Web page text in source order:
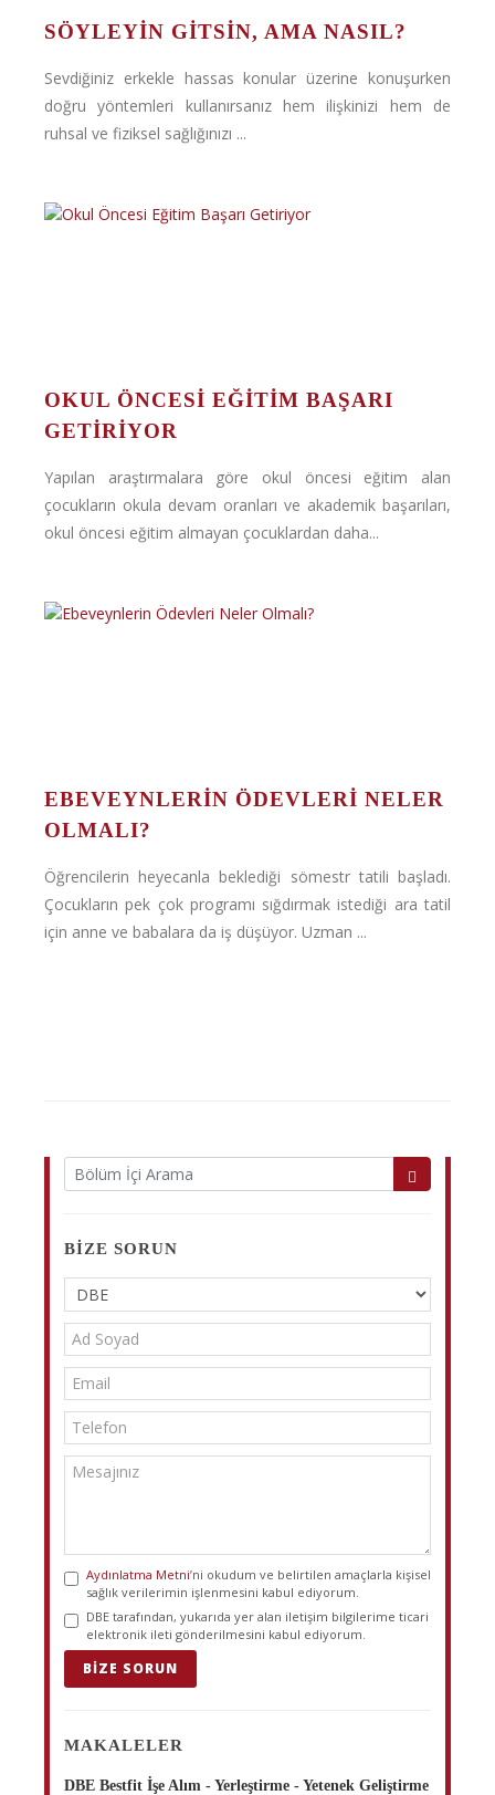
SÖYLEYIN GITSIN, AMA NASIL?
Sevdiğiniz erkekle hassas konular üzerine konuşurken
doğru yöntemleri kullanırsanız hem ilişkinizi hem de
ruhsal ve fiziksel sağlığınızı ...
OKUL ÖNCESI EĞITIM BAŞARI
GETIRIYOR
Yapılan araştırmalara göre okul öncesi eğitim alan
çocukların okula devam oranları ve akademik başarıları,
okul öncesi eğitim almayan çocuklardan daha...
EBEVEYNLERIN ÖDEVLERI NELER
OLMALI?
Öğrencilerin heyecanla beklediği sömestr tatili başladı.
Çocukların pek çok programı sığdırmak istediği ara tatil
için anne ve babalara da iş düşüyor. Uzman ...
BIZE SORUN
Aydınlatma Metni’ni okudum ve belirtilen amaçlarla kişisel
sağlık verilerimin işlenmesini kabul ediyorum.
DBE tarafından, yukarıda yer alan iletişim bilgilerime ticari
elektronik ileti gönderilmesini kabul ediyorum.
BIZE SORUN
MAKALELER
DBE Bestfit İşe Alım - Yerleştirme - Yetenek Geliştirme